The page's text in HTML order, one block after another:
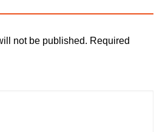
not be published. Required